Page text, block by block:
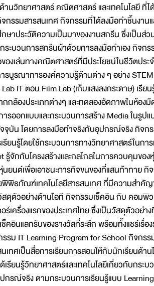
นวิทยาศาสตร์ คณิตศาสตร์ และเทคโนโลยี ที่
รมสารสนเทศ กิจกรรมที่ได้ลงมือทำชิ้นงานแ
าประวัติความเป็นมาของงานสกรีน ซึ่งเป็นส่ว
ะบวนการสกรีนผ้าด้วยการลงมือทำเอง กิจก
เล่นทางคณิตศาสตร์ที่มีประโยชน์ในชีวิตประ
บูรณาการองค์ความรู้ด้านต่าง ๆ อย่าง
IT ตอน Film Lab (เก็บแสงลงกระดาษ) เรีย
กล้องประเภทต่างๆ และทดลองอัดภาพในห้อง
รออกแบบและกระบวนการสร้าง Media ในรูปแ
บัน โดยการลงมือทำจริงกับอุปกรณ์จริง กิจก
นรู้โดยใช้กระบวนการทางวิทยาศาสตร์ในกา
กกับโครงสร้างและกลไกลในการควบคุมขอ
นต์เพื่อเอาชนะภารกิจขนของที่แสนท้าทาย กิ
พิธภัณฑ์เทคโนโลยีสารสนเทศ ที่มีความสำคัญ
สดุตัวอย่างด้านไอที กิจกรรมเช็คอิน กับ คอมพิว
เครื่องแรกของประเทศไทย ซึ่งเป็นวัสดุตัวอย่
คอินแลกรับของรางวัลที่ระลึก พร้อมทั้งแชร์เรื่อ
รม IT Learning Program for School กิจกรร
ศเป็นสื่อการเรียนการสอนให้กับนักเรียนด้าน
รียนรู้วิทยาศาสตร์และเทคโนโลยีเกี่ยวกับกระ
รณ์จริง ตามกระบวนการเรียนรู้แบบ